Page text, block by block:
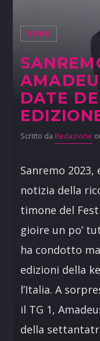
NEWS
DATE
Scritto da Redazione
Sanremo 2023,
notizia della
timone del
gioire un po’
ha condotto
edizioni della
l’Italia. A
il TG 1,
della